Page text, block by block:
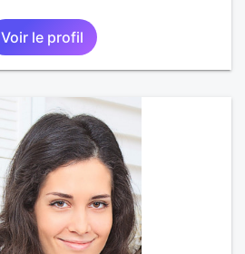
Voir le profil